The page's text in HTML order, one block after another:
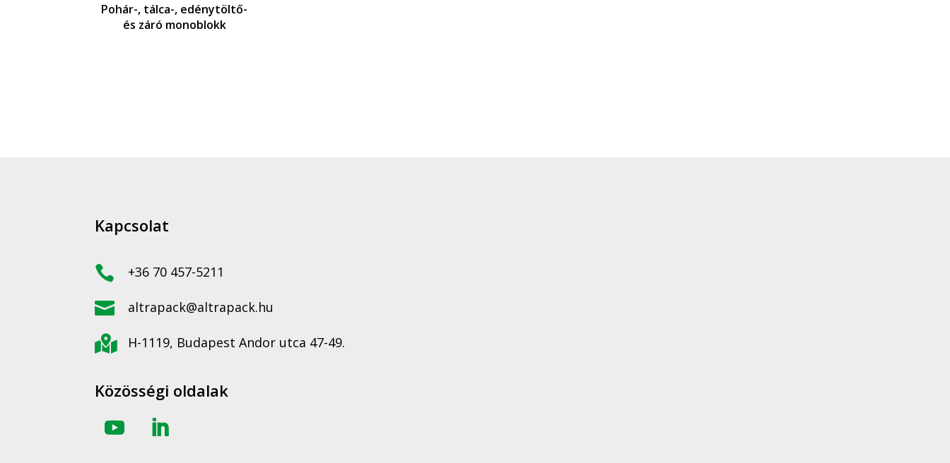
Pohár-, tálca-, edénytöltő-
és záró monoblokk
Kapcsolat
 +36 70 457-5211
 altrapack@altrapack.hu
 H-1119, Budapest Andor utca 47-49.
Közösségi oldalak